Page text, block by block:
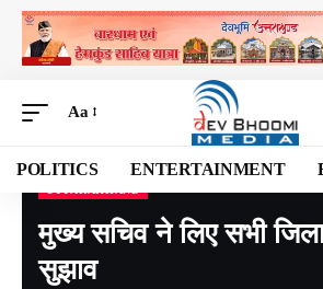
Aa
POLITICS ENTERTAINMENT
Devbhoomi Media>Blog>NATIONAL>
मुख्य सचिव ने लिए सभी
सुझाव